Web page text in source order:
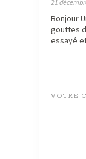
21
Bonjour
gouttes
essayé
VOTRE